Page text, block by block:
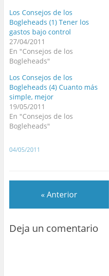
Los Consejos de los
Bogleheads (1) Tener los
gastos bajo control
27/04/2011
En "Consejos de los
Bogleheads"
Los Consejos de los
Bogleheads (4) Cuanto más
simple, mejor
19/05/2011
En "Consejos de los
Bogleheads"
04/05/2011
« Anterior
Deja un comentario